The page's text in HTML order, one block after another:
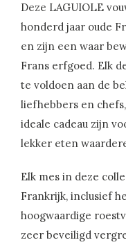
Deze LAGUIOLE
honderd jaar oude
en zijn een waar
Frans erfgoed. Elk
te voldoen aan de
liefhebbers en
ideale cadeau zijn
lekker eten
Elk mes in deze
Frankrijk, inclusief
hoogwaardige
zeer beveiligd